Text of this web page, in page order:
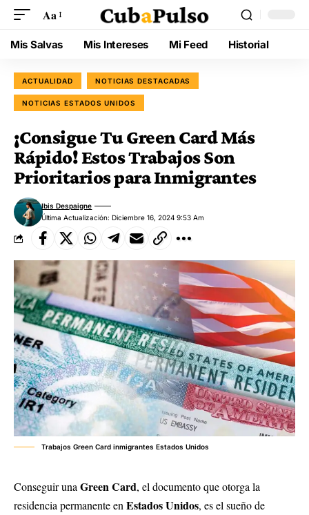
Aa
Mis Salvas Mis Intereses Mi Feed Historial
ACTUALIDAD NOTICIAS DESTACADAS
NOTICIAS ESTADOS UNIDOS
¡Consigue Tu Green Card Más
Rápido! Estos Trabajos Son
Prioritarios para Inmigrantes
Última Actualización: Diciembre 16, 2024 9:53 Am
Ibis Despaigne
Trabajos Green Card inmigrantes Estados Unidos
Conseguir una Green Card, el documento que otorga la
residencia permanente en Estados Unidos, es el sueño de